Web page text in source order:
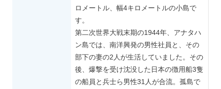
ロメートル、幅4キロメートルの小島で
す。
第二次世界大戦末期の1944年、アナタハ
ン島では、南洋興発の男性社員と、その
部下の妻の2人が生活していました。その
後、爆撃を受け沈没した日本の徴用船3隻
の船員と兵士ら男性31人が合流。孤島で